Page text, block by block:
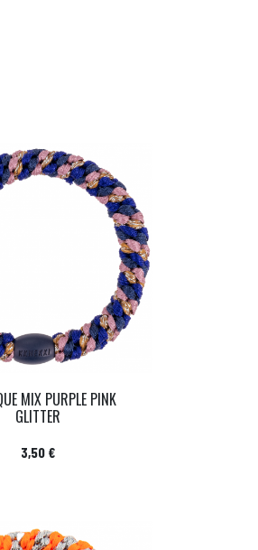
MIX PURPLE PINK
GLITTER
Prix
3,50 €